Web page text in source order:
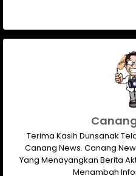
Terima Kasih Dunsanak
Canang News. Canang
Yang Menayangkan Berita
Menambah